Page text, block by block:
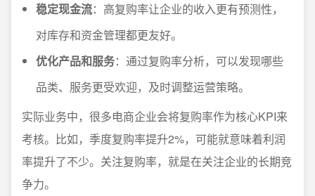
稳定现金流：高复购率让企业的收入更有预测性，
对库存和资金管理都更友好。
优化产品和服务：通过复购率分析，可以发现哪些
品类、服务更受欢迎，及时调整运营策略。
实际业务中，很多电商企业会将复购率作为核心KPI来
考核。比如，季度复购率提升2%，可能就意味着利润
率提升了不少。关注复购率，就是在关注企业的长期竞
争力。